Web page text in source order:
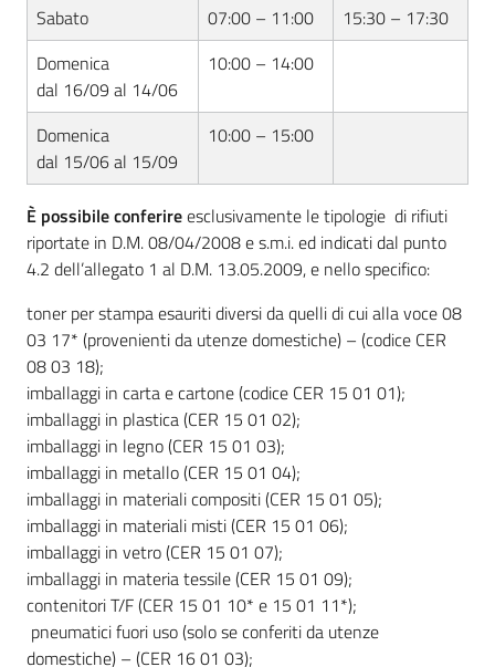
Sabato
07:00 – 11:00
15:30 – 17:30
Domenica
dal 16/09 al 14/06
10:00 – 14:00
Domenica
dal 15/06 al 15/09
10:00 – 15:00
È possibile conferireesclusivamente le tipologie di rifiuti
riportate in D.M. 08/04/2008 e s.m.i. ed indicati dal punto
4.2 dell’allegato 1 al D.M. 13.05.2009, e nello specifico:
toner per stampa esauriti diversi da quelli di cui alla voce 08
03 17* (provenienti da utenze domestiche) – (codice CER
08 03 18);
imballaggi in carta e cartone (codice CER 15 01 01);
imballaggi in plastica (CER 15 01 02);
imballaggi in legno (CER 15 01 03);
imballaggi in metallo (CER 15 01 04);
imballaggi in materiali compositi (CER 15 01 05);
imballaggi in materiali misti (CER 15 01 06);
imballaggi in vetro (CER 15 01 07);
imballaggi in materia tessile (CER 15 01 09);
contenitori T/F (CER 15 01 10* e 15 01 11*);
pneumatici fuori uso (solo se conferiti da utenze
domestiche) – (CER 16 01 03);